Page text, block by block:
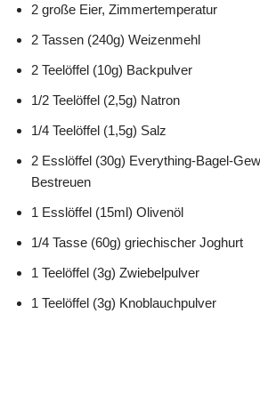
2 große Eier, Zimmertemperatur
2 Tassen (240g) Weizenmehl
2 Teelöffel (10g) Backpulver
1/2 Teelöffel (2,5g) Natron
1/4 Teelöffel (1,5g) Salz
2 Esslöffel (30g) Everything-Bagel-
Bestreuen
1 Esslöffel (15ml) Olivenöl
1/4 Tasse (60g) griechischer Joghurt
1 Teelöffel (3g) Zwiebelpulver
1 Teelöffel (3g) Knoblauchpulver